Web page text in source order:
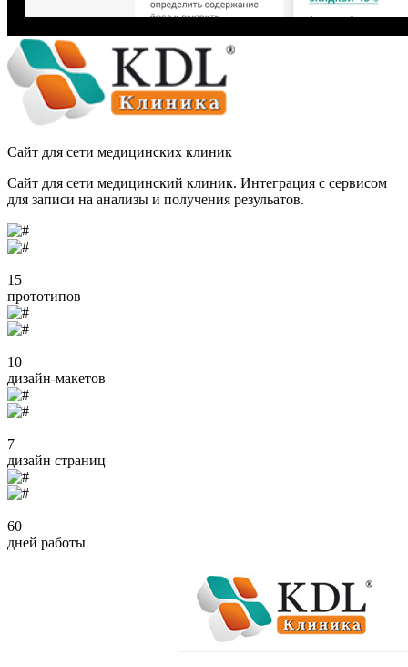
Сайт для сети медицинских клиник
Сайт для сети медицинский клиник. Интеграция с сервисом
для записи на анализы и получения резульатов.
15
прототипов
10
дизайн-макетов
7
дизайн страниц
60
дней работы